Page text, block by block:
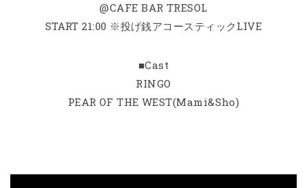
@CAFE BAR TRESOL
START 21:00 ※投げ銭アコースティックLIVE
■Cast
RINGO
PEAR OF THE WEST(Mami&Sho)